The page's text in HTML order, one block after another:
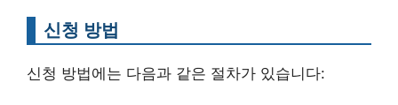
신청 방법
신청 방법에는 다음과 같은 절차가 있습니다: